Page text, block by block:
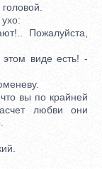
Пожалуйста,
виде есть! -
вы по крайней
любви они